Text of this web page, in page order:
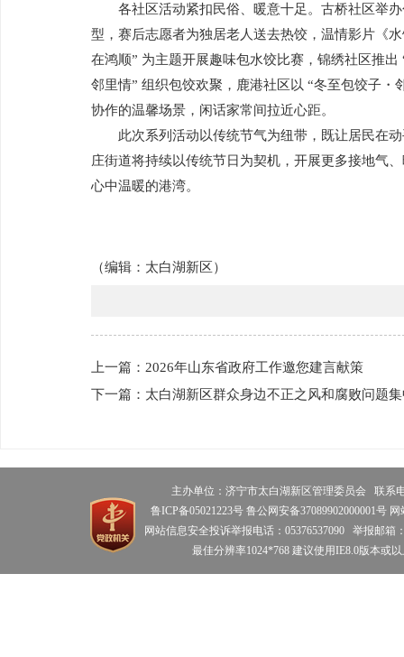
各社区活动紧扣民俗、暖意十足。古桥社区举
型，赛后志愿者为独居老人送去热饺，温情影片《
在鸿顺” 为主题开展趣味包水饺比赛，锦绣社区推
邻里情” 组织包饺欢聚，鹿港社区以 “冬至包饺子
协作的温馨场景，闲话家常间拉近心距。
此次系列活动以传统节气为纽带，既让居民在
庄街道将持续以传统节日为契机，开展更多接地气
心中温暖的港湾。
（编辑： 太白湖新区）
上一篇：2026年山东省政府工作邀您建言献策
下一篇：太白湖新区群众身边不正之风和腐败问题
主办单位：济宁市太白湖新区管理委员会 联系
鲁ICP备05021223号 鲁公网安备37089902000001号
网站信息安全投诉举报电话：05376537090 举报邮箱：
最佳分辨率1024*768 建议使用IE8.0版本或